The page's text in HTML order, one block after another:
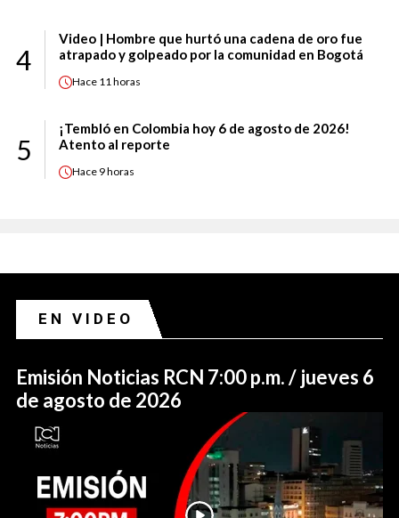
4
Video | Hombre que hurtó una cadena de oro fue
atrapado y golpeado por la comunidad en Bogotá
Hace 11 horas
5
¡Tembló en Colombia hoy 6 de agosto de 2026!
Atento al reporte
Hace 9 horas
EN VIDEO
Emisión Noticias RCN 7:00 p.m. / jueves 6
de agosto de 2026